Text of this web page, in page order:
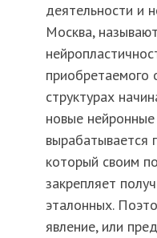
деятельности и
Москва,
приобретаемого
структурах
новые
вырабатывается
который своим
закрепляет
эталонных.
явление, или